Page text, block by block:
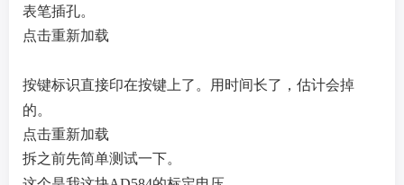
表笔插孔。
点击重新加载
按键标识直接印在按键上了。用时间长了，估计会掉
的。
点击重新加载
拆之前先简单测试一下。